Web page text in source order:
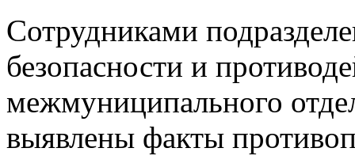
Сотрудниками
безопасности и
межмуниципального
выявлены факты